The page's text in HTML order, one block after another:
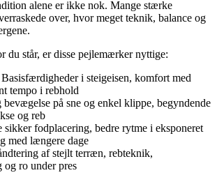
alene er ikke nok. Mange stærke
over, hvor meget teknik, balance og
du står, er disse pejlemærker nyttige:
Basisfærdigheder i steigeisen, komfort med
tempo i rebhold
bevægelse på sne og enkel klippe, begyndende
og reb
sikker fodplacering, bedre rytme i eksponeret
med længere dage
af stejlt terræn, rebteknik,
og ro under pres